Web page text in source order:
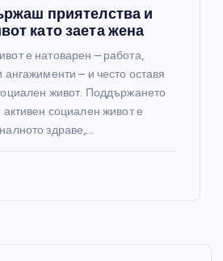
приятелства и
като заета жена
е натоварен – работа,
– и често оставя
живот. Поддържането
активен социален живот е
здраве,…